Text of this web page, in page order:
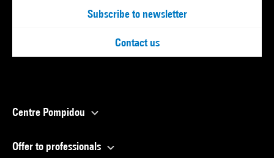
Subscribe to newsletter
Contact us
Centre Pompidou
Offer to professionals